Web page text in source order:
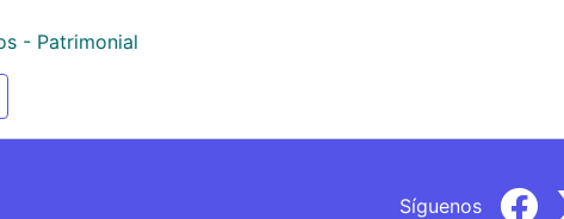
- Patrimonial
Síguenos